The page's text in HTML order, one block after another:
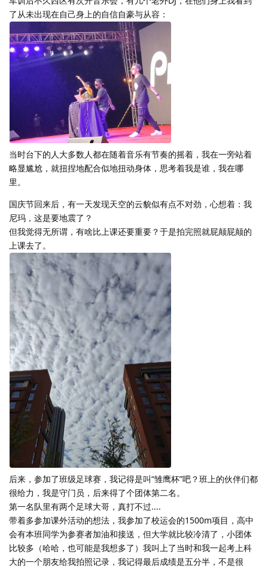
了从未出现在自己身上的自信自豪与从容：
当时台下的人大多数人都在随着音乐有节奏的摇着，我在一旁站着
略显尴尬，就扭捏地配合似地扭动身体，思考着我是谁，我在哪
里。
国庆节回来后，有一天发现天空的云貌似有点不对劲，心想着：我
尼玛，这是要地震了？
但我觉得无所谓，有啥比上课还要重要？于是拍完照就屁颠屁颠的
上课去了。
后来，参加了班级足球赛，我记得是叫“雏鹰杯”吧？班上的伙伴们都
很给力，我是守门员，后来得了个团体第二名。
第一名队里有两个足球大哥，真打不过....
带着多参加课外活动的想法，我参加了校运会的1500m项目，高中
会有本班同学为参赛者加油和接送，但大学就比较冷清了，小团体
比较多（哈哈，也可能是我想多了）我叫上了当时和我一起考上科
大的一个朋友给我拍照记录，我记得最后成绩是五分半，不是很